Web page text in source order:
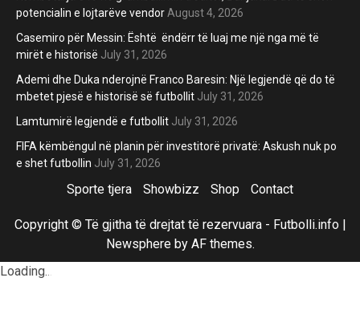
potencialin e lojtarëve vendorAugust 4, 2026
Casemiro për Messin: Është ëndërr të luaj me një nga më të
mirët e historisë July 31, 2026
Ademi dhe Duka nderojnë Franco Baresin: Një legjendë që do të
mbetet pjesë e historisë së futbollit July 31, 2026
Lamtumirë legjendë e futbollit July 31, 2026
FIFA këmbëngul në planin për investitorë privatë: Askush nuk po
e shet futbollin July 31, 2026
Sporte tjera Showbizz Shop Contact
Copyright © Të gjitha të drejtat të rezervuara - Futbolli.info
Newsphereby AF themes.
Loading...